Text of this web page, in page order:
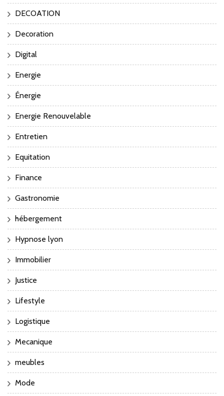
DECOATION
Decoration
Digital
Energie
Énergie
Energie Renouvelable
Entretien
Equitation
Finance
Gastronomie
hébergement
Hypnose lyon
Immobilier
Justice
Lifestyle
Logistique
Mecanique
meubles
Mode